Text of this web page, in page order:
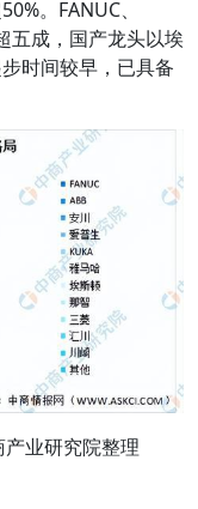
。FANUC、
五成，国产龙头以埃
时间较早，已具备
业研究院整理